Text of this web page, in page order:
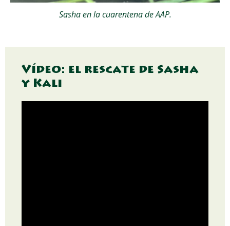
Sasha en la cuarentena de AAP.
Vídeo: el rescate de Sasha
y Kali